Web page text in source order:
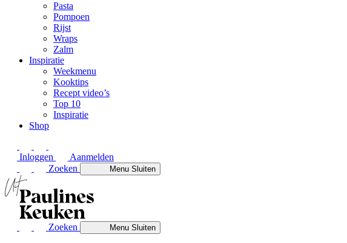
Pasta
Pompoen
Rijst
Wraps
Zalm
Inspiratie
Weekmenu
Kooktips
Recept video’s
Top 10
Inspiratie
Shop
Inloggen
Aanmelden
Zoeken
MenuSluiten
Zoeken MenuSluiten